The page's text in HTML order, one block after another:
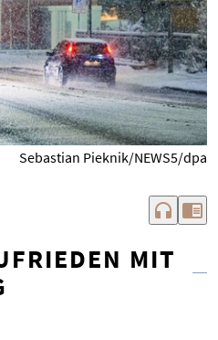
Sebastian Pieknik/NEWS5/dpa
headphones chrome_reader_mode
MIT